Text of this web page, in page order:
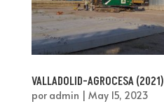
VALLADOLID-AGROCESA (2021)
por admin | May 15, 2023